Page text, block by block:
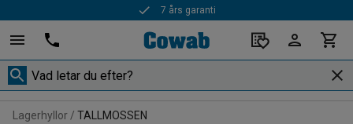
7 års garanti
Snabba leveranser
Lagerhyllor
TALLMOSSEN